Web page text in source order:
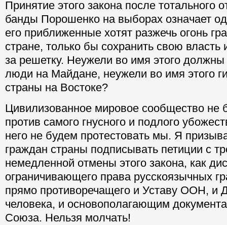
Принятие этого закона после тотального
банды Порошенко на выборах означает
его приближенные хотят разжечь огонь
стране, только бы сохранить свою власть
за решетку. Неужели во имя этого
люди на Майдане, неужели во имя этого
страны на Востоке?
Цивилизованное мировое сообщество не
против самого гнусного и подлого
него не будем протестовать мы. Я
граждан страны подписывать петиции с
немедленной отмены этого закона, как
ограничивающего права русскоязычных
прямо противоречащего и Уставу ООН, и
человека, и основополагающим
Союза. Нельзя молчать!